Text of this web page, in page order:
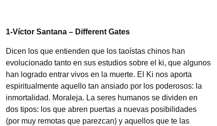
1-Víctor Santana – Different Gates
Dicen los que entienden que los taoístas chinos han
evolucionado tanto en sus estudios sobre el ki, que algunos
han logrado entrar vivos en la muerte. El Ki nos aporta
espiritualmente aquello tan ansiado por los poderosos: la
inmortalidad. Moraleja. La seres humanos se dividen en
dos tipos: los que abren puertas a nuevas posibilidades
(por muy remotas que parezcan) y aquellos que te las